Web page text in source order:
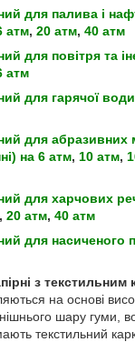
для палива і
атм, 20 атм, 40 атм
для повітря та
атм
для гарячої води
для абразивних
на 6 атм, 10 атм,
для харчових
, 20 атм, 40 атм
для насиченого
з
на основі
шару гуми,
текстильний